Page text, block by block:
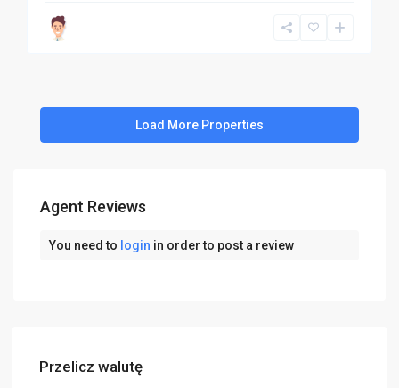
Agent Reviews
You need to login in order to post a review
Przelicz walutę